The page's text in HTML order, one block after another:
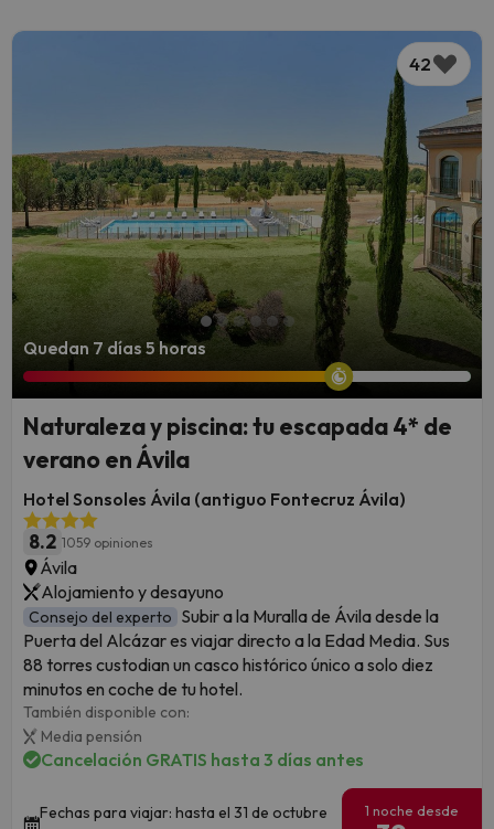
42
Quedan 7 días 5 horas
Naturaleza y piscina: tu escapada 4* de
verano en Ávila
Hotel Sonsoles Ávila (antiguo Fontecruz Ávila)
8.2 1059 opiniones
Ávila
Alojamiento y desayuno
Consejo del experto Subir a la Muralla de Ávila desde la
Puerta del Alcázar es viajar directo a la Edad Media. Sus
88 torres custodian un casco histórico único a solo diez
minutos en coche de tu hotel.
También disponible con:
Media pensión
Cancelación GRATIS hasta 3 días antes
Fechas para viajar: hasta el 31 de octubre
1 noche desde